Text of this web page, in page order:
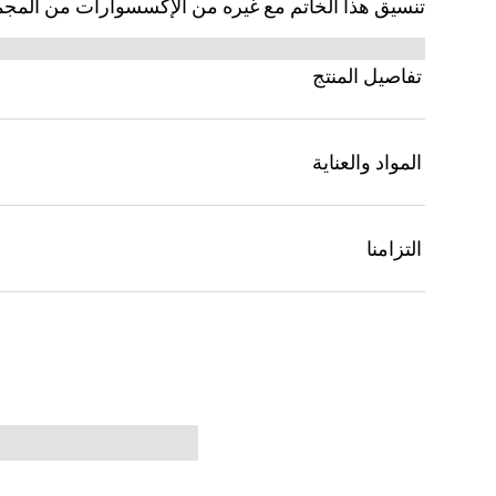
تنسيق هذا الخاتم مع غيره من الإكسسوارات من
تفاصيل المنتج
المواد والعناية
التزامنا